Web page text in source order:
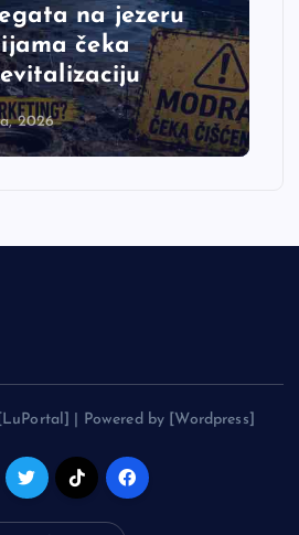
na jezeru
čeka
2026
| Powered by [Wordpress]